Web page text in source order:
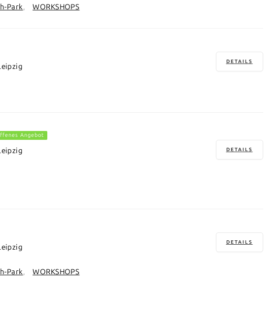
Park WORKSHOPS
DETAILS
Angebot
DETAILS
Park WORKSHOPS
DETAILS